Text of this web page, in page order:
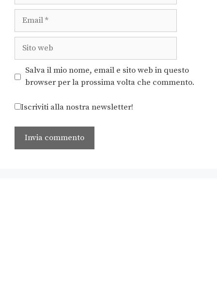
Salva il mio nome, email e sito web in questo
browser per la prossima volta che commento.
Iscriviti alla nostra newsletter!